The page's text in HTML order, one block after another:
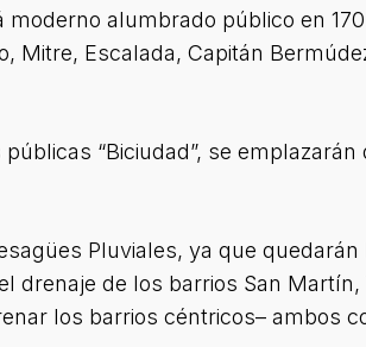
alumbrado público en
Mitre, Escalada, Capitán
“Biciudad”, se
Pluviales, ya que
drenaje de los barrios San
los barrios céntricos– ambos